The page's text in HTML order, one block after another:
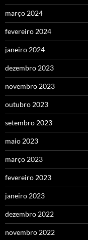
março 2024
fevereiro 2024
janeiro 2024
dezembro 2023
novembro 2023
outubro 2023
setembro 2023
maio 2023
março 2023
fevereiro 2023
janeiro 2023
dezembro 2022
novembro 2022